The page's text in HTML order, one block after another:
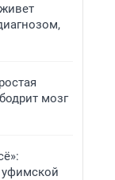
мозг
уфимской